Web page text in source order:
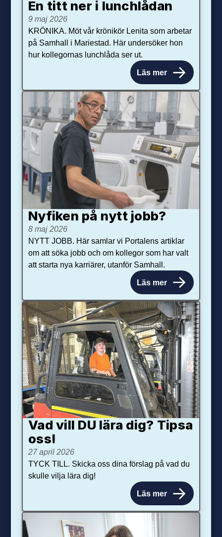
En titt ner i lunchlådan
9 maj 2026
KRÖNIKA. Möt vår krönikör Lenita som arbetar
på Samhall i Mariestad. Här undersöker hon
hur kollegornas lunchlåda ser ut.
Läs mer
Nyfiken på nytt jobb?
8 maj 2026
NYTT JOBB. Här samlar vi Portalens artiklar
om att söka jobb och om kollegor som har valt
att starta nya karriärer, utanför Samhall.
Läs mer
Vad vill DU lära dig? Tipsa
oss!
27 april 2026
TYCK TILL. Skicka oss dina förslag på vad du
skulle vilja lära dig!
Läs mer